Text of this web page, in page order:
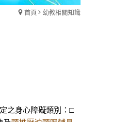
首頁 幼教相關知識
之身心障礙類別：□